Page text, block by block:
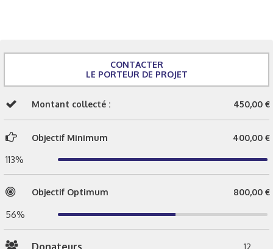
CONTACTER
LE PORTEUR DE PROJET
Montant collecté : 450,00 €
Objectif Minimum 400,00 €
113%
Objectif Optimum 800,00 €
56%
Donateurs 12